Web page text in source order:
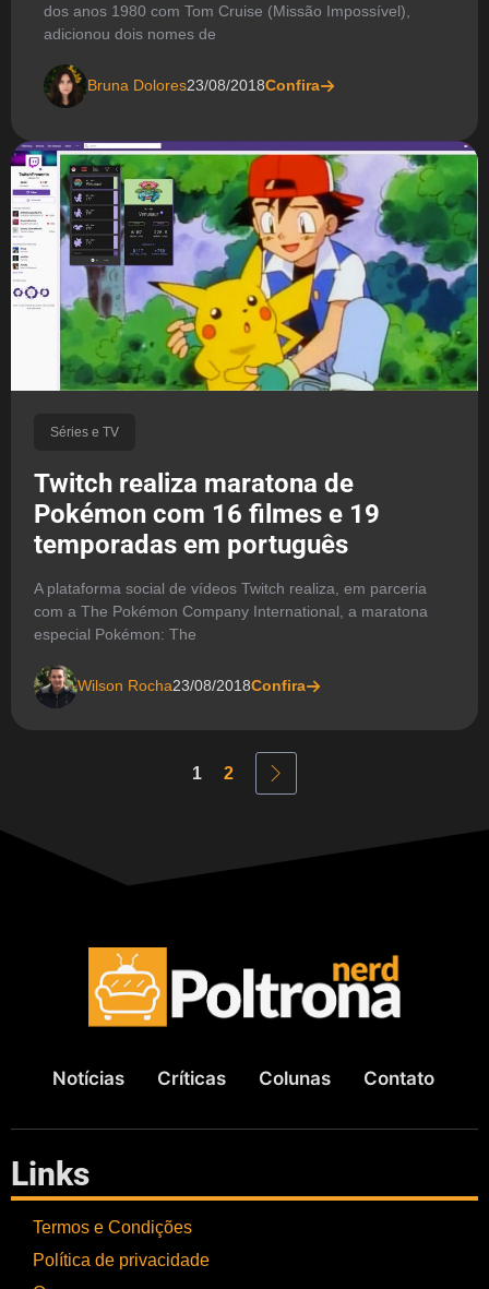
dos anos 1980 com Tom Cruise (Missão Impossível),
adicionou dois nomes de
Bruna Dolores23/08/2018Confira
Séries e TV
Twitch realiza maratona de
Pokémon com 16 filmes e 19
temporadas em português
A plataforma social de vídeos Twitch realiza, em parceria
com a The Pokémon Company International, a maratona
especial Pokémon: The
Wilson Rocha23/08/2018Confira
1 2
Notícias Críticas Colunas Contato
Links
Termos e Condições
Política de privacidade